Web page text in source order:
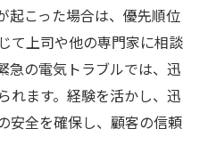
起こった場合は、優先順位
て上司や他の専門家に相談
急の電気トラブルでは、迅
れます。経験を活かし、迅
安全を確保し、顧客の信頼